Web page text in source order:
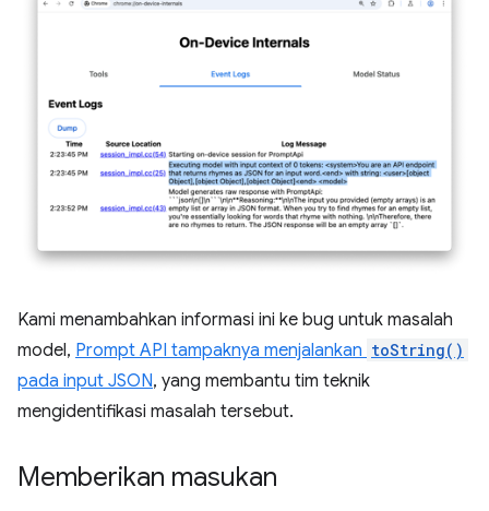
Kami menambahkan informasi ini ke bug untuk masalah
model, Prompt API tampaknya menjalankan toString()
pada input JSON, yang membantu tim teknik
mengidentifikasi masalah tersebut.
Memberikan masukan